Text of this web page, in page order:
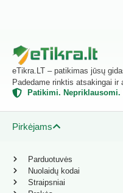
eTikra.LT – patikimas jūsų
Padedame rinktis atsakingai ir
Patikimi. Nepriklausomi.
Pirkėjams
Parduotuvės
Nuolaidų kodai
Straipsniai